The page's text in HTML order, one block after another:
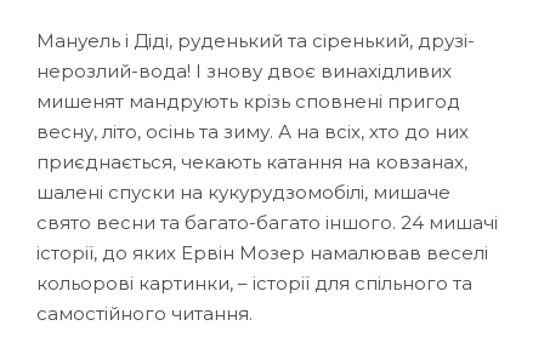
Мануель і Діді, руденький та сіренький, друзі-
нерозлий-вода! І знову двоє винахідливих
мишенят мандрують крізь сповнені пригод
весну, літо, осінь та зиму. А на всіх, хто до них
приєднається, чекають катання на ковзанах,
шалені спуски на кукурудзомобілі, мишаче
свято весни та багато-багато іншого. 24 мишачі
історії, до яких Ервін Мозер намалював веселі
кольорові картинки, – історії для спільного та
самостійного читання.